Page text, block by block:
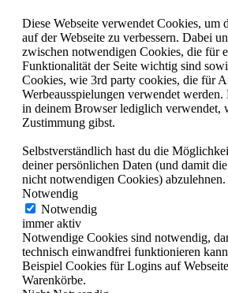
Diese Webseite verwendet Cookies, um
auf der Webseite zu verbessern. Dabei
zwischen notwendigen Cookies, die für
Funktionalität der Seite wichtig sind
Cookies, wie 3rd party cookies, die für
Werbeausspielungen verwendet
in deinem Browser lediglich verwendet,
Zustimmung gibst.
Selbstverständlich hast du die
deiner persönlichen Daten (und damit
nicht notwendigen Cookies) abzulehnen.
Notwendig
Notwendig
immer aktiv
Notwendige Cookies sind notwendig,
technisch einwandfrei funktionieren
Beispiel Cookies für Logins auf
Warenkörbe.